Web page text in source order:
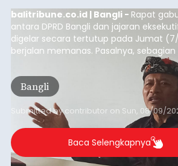
balitribune.co.id | Bangli - Rapat
antara DPRD Bangli dan jajaran
digelar secara tertutup pada Jumat
berjalan memanas. Pasalnya, sebagian
dana hibah yang bersumber dari
pikiran (pokok-pokok pikiran/pokir)
penjaringan aspirasi masyarakat saat
kunjung cair.
Bangli
Submitted bycontributor on Sun, 08/09/
Baca Selengkapnya